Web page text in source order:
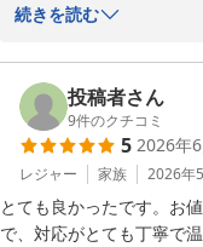
としてできる限りのお
笑顔のため精進してま
さいませ。
Hotel 鎌倉 mori
2026-06-26
続きを読む
投稿者さん
9件のクチコミ
5 2026年
レジャー 家族 2026年
とても良かったです。お
で、対応がとても丁寧で